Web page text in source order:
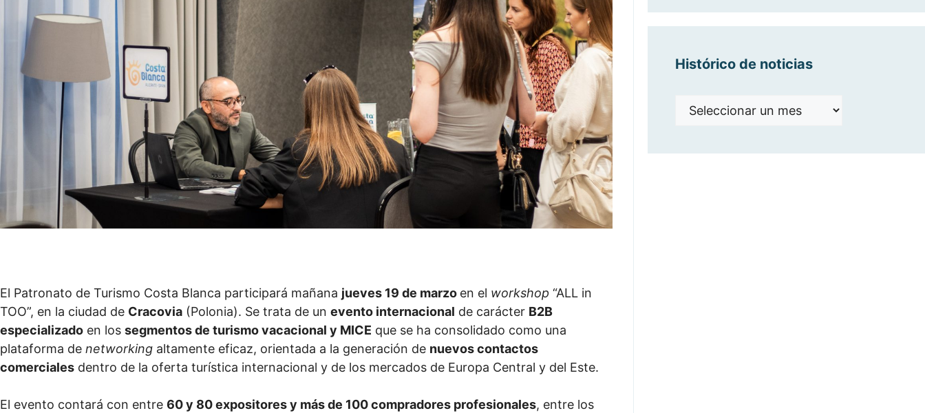
El Patronato de Turismo Costa Blanca participará mañana jueves 19 de marzo en el workshop “ALL in
TOO”, en la ciudad de Cracovia (Polonia). Se trata de un evento internacional de carácter B2B
especializado en los segmentos de turismo vacacional y MICE que se ha consolidado como una
plataforma de networking altamente eficaz, orientada a la generación de nuevos contactos
comerciales dentro de la oferta turística internacional y de los mercados de Europa Central y del Este.
El evento contará con entre 60 y 80 expositores y más de 100 compradores profesionales, entre los
Histórico de noticias
Histórico